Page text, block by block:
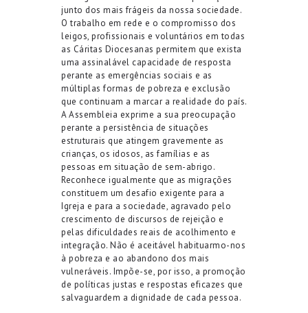
junto dos mais frágeis da nossa sociedade.
O trabalho em rede e o compromisso dos
leigos, profissionais e voluntários em todas
as Cáritas Diocesanas permitem que exista
uma assinalável capacidade de resposta
perante as emergências sociais e as
múltiplas formas de pobreza e exclusão
que continuam a marcar a realidade do país.
A Assembleia exprime a sua preocupação
perante a persistência de situações
estruturais que atingem gravemente as
crianças, os idosos, as famílias e as
pessoas em situação de sem-abrigo.
Reconhece igualmente que as migrações
constituem um desafio exigente para a
Igreja e para a sociedade, agravado pelo
crescimento de discursos de rejeição e
pelas dificuldades reais de acolhimento e
integração. Não é aceitável habituarmo-nos
à pobreza e ao abandono dos mais
vulneráveis. Impõe-se, por isso, a promoção
de políticas justas e respostas eficazes que
salvaguardem a dignidade de cada pessoa.